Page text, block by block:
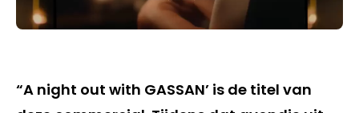
“A night out with GASSAN’ is de titel van